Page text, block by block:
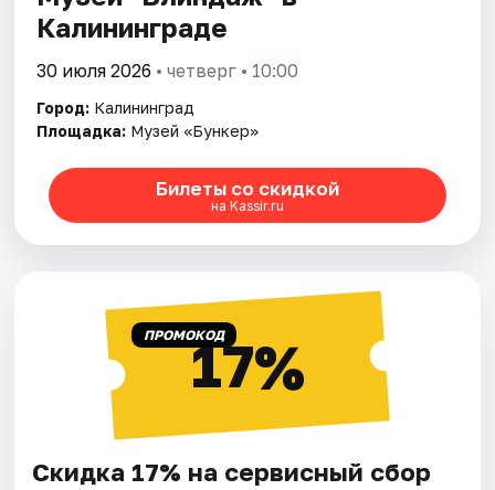
Калининграде
30 июля 2026 • четверг • 10:00
Город: Калининград
Площадка: Музей «Бункер»
Билеты со скидкой
на Kassir.ru
ПРОМОКОД17%
Скидка 17% на сервисный сбор